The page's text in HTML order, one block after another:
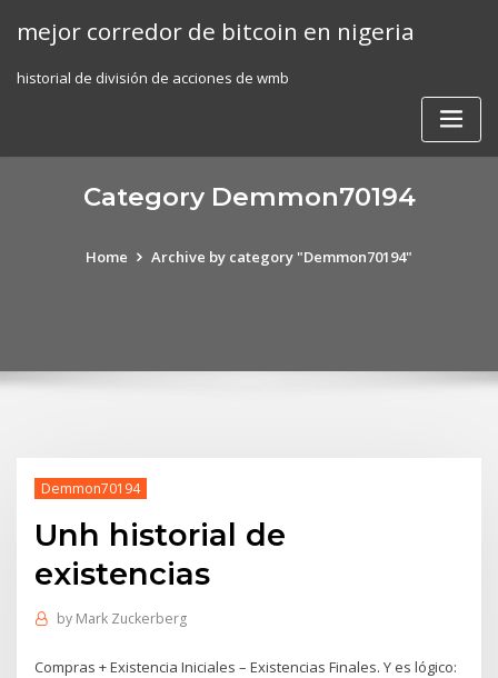
mejor corredor de bitcoin en nigeria
historial de división de acciones de wmb
Category Demmon70194
Home Archive by category "Demmon70194"
Demmon70194
Unh historial de
existencias
by Mark Zuckerberg
Compras + Existencia Iniciales – Existencias Finales. Y es lógico: